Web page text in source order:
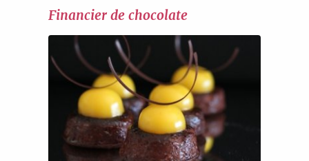
Financier de chocolate